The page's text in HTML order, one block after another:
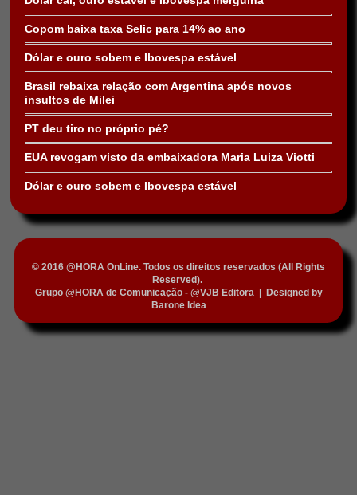
Copom baixa taxa Selic para 14% ao ano
Dólar e ouro sobem e Ibovespa estável
Brasil rebaixa relação com Argentina após novos
insultos de Milei
PT deu tiro no próprio pé?
EUA revogam visto da embaixadora Maria Luiza Viotti
Dólar e ouro sobem e Ibovespa estável
© 2016 @HORA OnLine. Todos os direitos reservados (All Rights
Reserved).
Grupo @HORA de Comunicação - @VJB Editora|
Designed by
Barone Idea